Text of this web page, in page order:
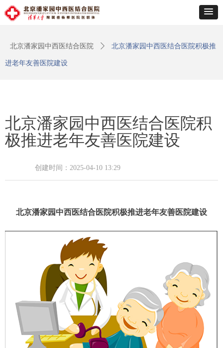
北京潘家园中西医结合医院积
极推进老年友善医院建设
北京潘家园中西医结合医院积极推进老年友善医院建设
创建时间： 2025-04-10 13:29
北京潘家园中西医结合医院 ꄲ 北京潘家园中西医结合医院积极推
进老年友善医院建设